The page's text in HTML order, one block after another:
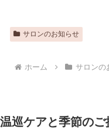
サロンのお知らせ
ホーム サロンの
温巡ケアと季節のご